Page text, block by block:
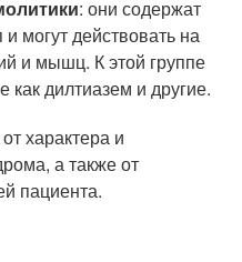
: они содержат
могут действовать на
и мышц. К этой группе
как дилтиазем и другие.
характера и
а также от
пациента.